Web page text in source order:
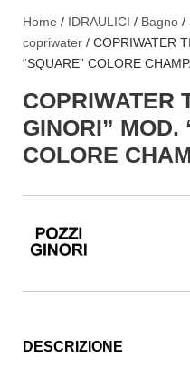
Home / IDRAULICI / Bagno /
copriwater / COPRIWATER
“SQUARE” COLORE
COPRIWATER
GINORI” MOD.
COLORE
DESCRIZIONE